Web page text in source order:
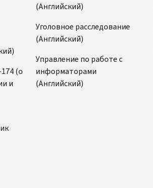
(о
и
(Английский)
Уголовное расследование
(Английский)
Управление по работе с
информаторами
(Английский)